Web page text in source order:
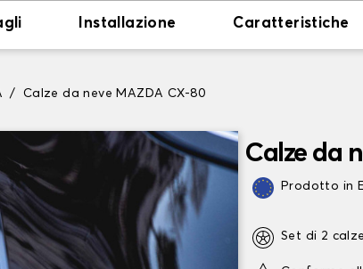
Installazione Caratteristiche
Calze da neve MAZDA CX-80
Calze da
Prodotto in
Set di 2 calze